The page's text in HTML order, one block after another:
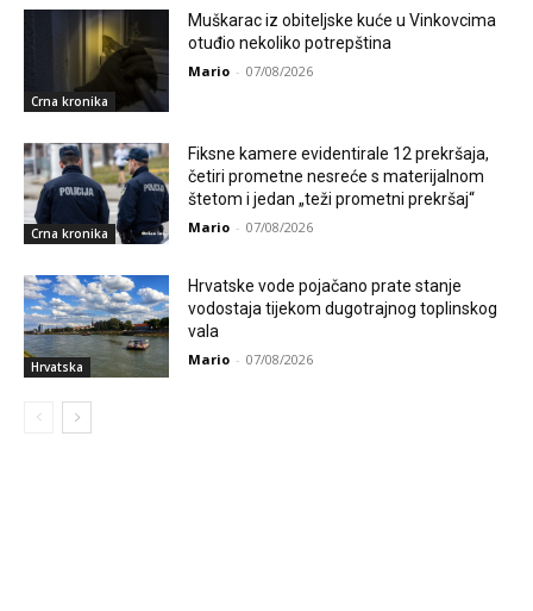
Crna kronika
Muškarac iz obiteljske kuće u Vinkovcima
otuđio nekoliko potrepština
Mario - 07/08/2026
Crna kronika
Fiksne kamere evidentirale 12 prekršaja,
četiri prometne nesreće s materijalnom
štetom i jedan „teži prometni prekršaj“
Mario - 07/08/2026
Hrvatska
Hrvatske vode pojačano prate stanje
vodostaja tijekom dugotrajnog toplinskog
vala
Mario - 07/08/2026